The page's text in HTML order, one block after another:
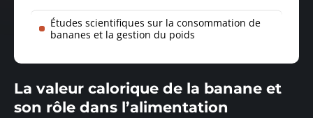
Études scientifiques sur la consommation de
bananes et la gestion du poids
La valeur calorique de la banane et
son rôle dans l’alimentation